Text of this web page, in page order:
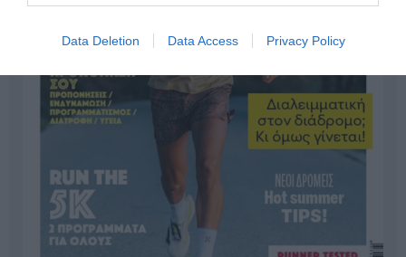
Data Deletion Data Access Privacy Policy